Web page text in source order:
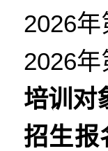
2026
2026
培训对
招生报